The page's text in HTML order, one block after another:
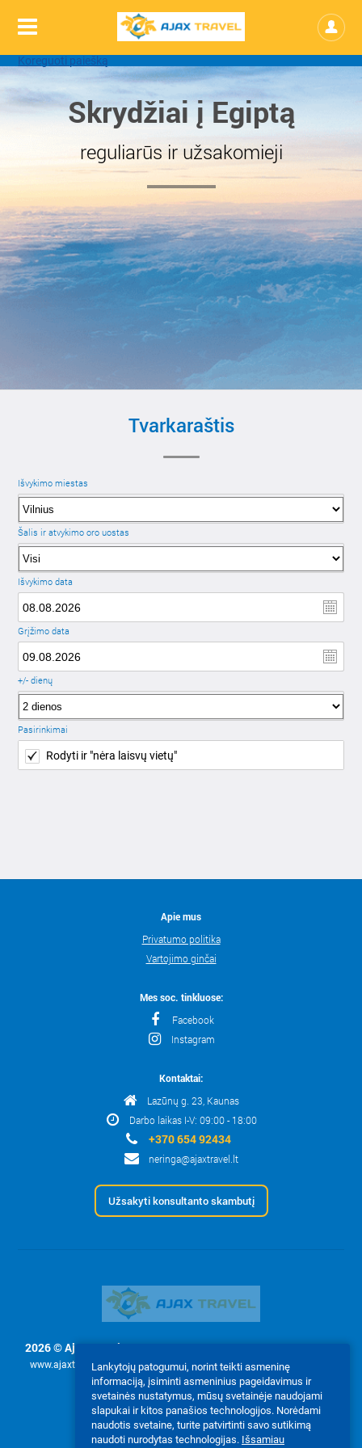
Koreguoti paiešką
Skrydžiai į Egiptą
reguliarūs ir užsakomieji
Tvarkaraštis
Išvykimo miestas
Šalis ir atvykimo oro uostas
Išvykimo data
Grįžimo data
+/- dienų
Pasirinkimai
Rodyti ir "nėra laisvų vietų"
Apie mus
Privatumo politika
Vartojimo ginčai
Mes soc. tinkluose:
Facebook
Instagram
Kontaktai:
Lazūnų g. 23, Kaunas
Darbo laikas I-V: 09:00 - 18:00
+370 654 92434
neringa@ajaxtravel.lt
Užsakyti konsultanto skambutį
2026 © Ajax Travel, UAB
www.ajaxtravel.lt leidžiamas tik pagal užklausimą su raštišku įmonės
leidimu Ajax Travel, UAB.
Mes priimame:
Lankytojų patogumui, norint teikti asmeninę
informaciją, įsiminti asmeninius pageidavimus ir
svetainės nustatymus, mūsų svetainėje naudojami
slapukai ir kitos panašios technologijos. Norėdami
naudotis svetaine, turite patvirtinti savo sutikimą
naudoti nurodytas technologijas. Išsamiau